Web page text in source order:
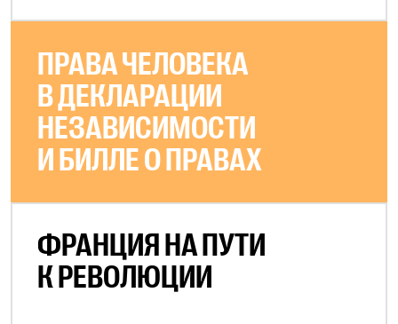
ПРАВА ЧЕЛОВЕКА
В ДЕКЛАРАЦИИ
НЕЗАВИСИМОСТИ
И БИЛЛЕ О ПРАВАХ
ФРАНЦИЯ НА ПУТИ
К РЕВОЛЮЦИИ